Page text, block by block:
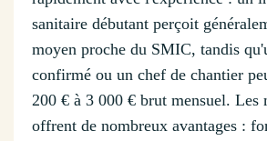
sanitaire débutant perçoit
moyen proche du SMIC, tandis
confirmé ou un chef de chantier
200 € à 3 000 € brut mensuel. Les
offrent de nombreux avantages :